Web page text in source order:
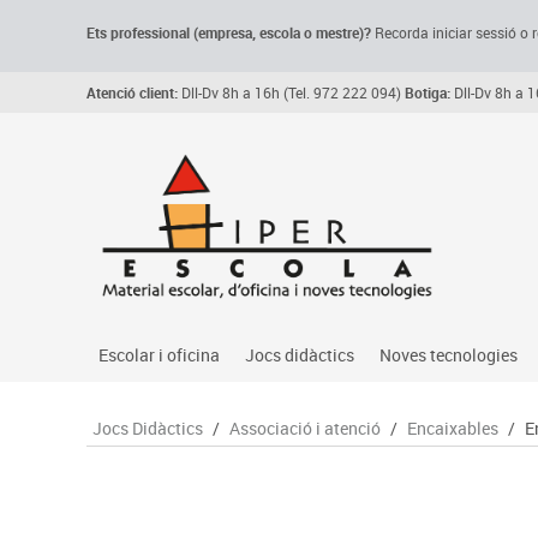
Ets professional (empresa, escolao mestre)? Recorda iniciar sessió o
Atenció client: Dll-Dv 8h a 16h (Tel. 972 222 094)Botiga: Dll-Dv 8h a
Escolar i oficina
Arxiu, carpetes i classificadors
Jocs didàctics
Primeres edats
Noves tecnologies
Audio
Jocs Didàctics / Associació i atenció / Encaixables /